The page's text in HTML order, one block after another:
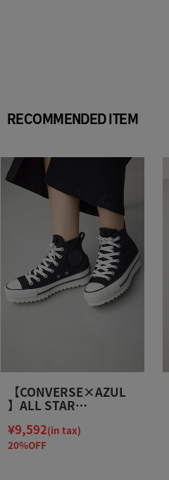
RECOMMENDED ITEM
【CONVERSE×AZUL
】ALL STAR
¥9,592(in tax)
20%OFF